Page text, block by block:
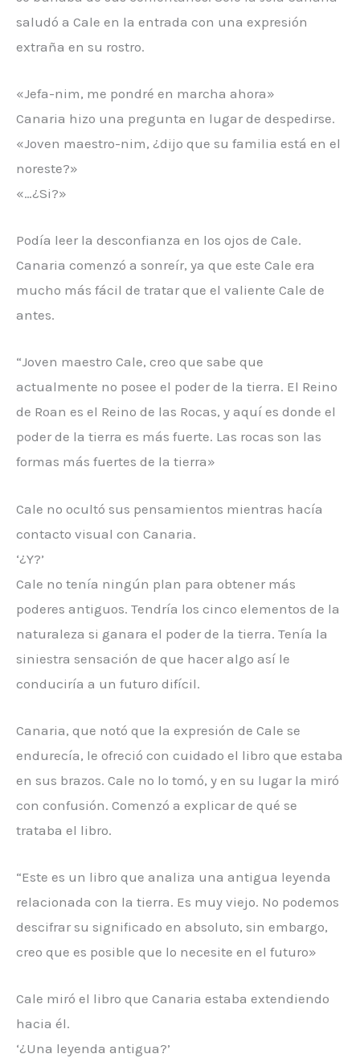
saludó a Cale en la entrada con una expresión
extraña en su rostro.
«Jefa-nim, me pondré en marcha ahora»
Canaria hizo una pregunta en lugar de despedirse.
«Joven maestro-nim, ¿dijo que su familia está en el
noreste?»
«…¿Si?»
Podía leer la desconfianza en los ojos de Cale.
Canaria comenzó a sonreír, ya que este Cale era
mucho más fácil de tratar que el valiente Cale de
antes.
“Joven maestro Cale, creo que sabe que
actualmente no posee el poder de la tierra. El Reino
de Roan es el Reino de las Rocas, y aquí es donde el
poder de la tierra es más fuerte. Las rocas son las
formas más fuertes de la tierra»
Cale no ocultó sus pensamientos mientras hacía
contacto visual con Canaria.
‘¿Y?’
Cale no tenía ningún plan para obtener más
poderes antiguos. Tendría los cinco elementos de la
naturaleza si ganara el poder de la tierra. Tenía la
siniestra sensación de que hacer algo así le
conduciría a un futuro difícil.
Canaria, que notó que la expresión de Cale se
endurecía, le ofreció con cuidado el libro que estaba
en sus brazos. Cale no lo tomó, y en su lugar la miró
con confusión. Comenzó a explicar de qué se
trataba el libro.
“Este es un libro que analiza una antigua leyenda
relacionada con la tierra. Es muy viejo. No podemos
descifrar su significado en absoluto, sin embargo,
creo que es posible que lo necesite en el futuro»
Cale miró el libro que Canaria estaba extendiendo
hacia él.
‘¿Una leyenda antigua?’